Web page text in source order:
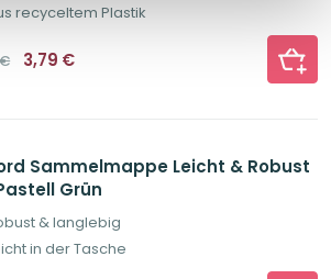
recyceltem Plastik
€ Ursprünglicher
Preis
3,79 €
Sammelmappe Leicht & Robust
Grün
& langlebig
in der Tasche